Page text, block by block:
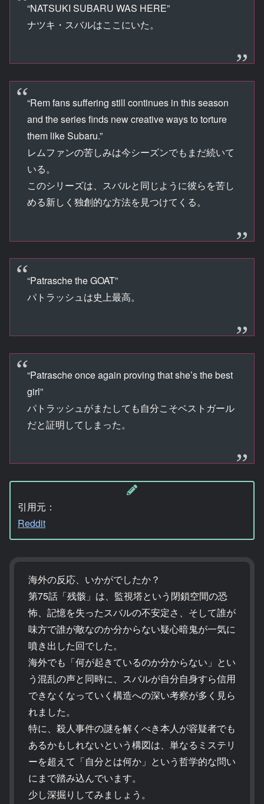
“NATSUKI SUBARU WAS HERE”
ナツキ・スバルはここにいた。
“Rem fans suffering still continues in this season
and the series finds new creative ways to torture
them like Subaru.”
レムファンの苦しみは今シーズンでもまだ続いて
いる。
このシリーズは、スバルと同じように彼らを苦し
める新しく独創的な方法を見つけてくる。
“Patrasche the GOAT”
パトラッシュは史上最高。
“Patrasche once again proving that she’s the best
girl”
パトラッシュがまたしても自分こそベストガール
だと証明してしまった。
引用元：
Reddit
海外の反応、いかがでしたか？
第75話「残骸」は、監視塔という閉鎖空間の恐
怖、記憶を失ったスバルの不安定さ、そして誰が
味方で誰が敵なのか分からない疑心暗鬼が一気に
噴き出した回でした。
海外でも「何が起きているのか分からない」とい
う混乱の声と同時に、スバルが自分自身すら信用
できなくなっていく構造への深い考察が多く見ら
れました。
特に、殺人事件の謎を解くべき本人が容疑者でも
あるかもしれないという構図は、単なるミステリ
ーを超えて「自分とは何か」という哲学的な問い
にまで踏み込んでいます。
少し深掘りしてみましょう。